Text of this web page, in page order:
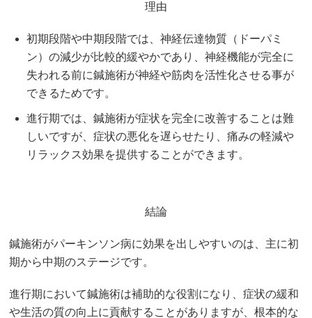
理由
初期段階や中期段階では、神経伝達物質（ドーパミ
ン）の減少が比較的緩やかであり、神経機能が完全に
失われる前に鍼施術が神経や筋肉を活性化させる事が
できるためです。
進行期では、鍼施術が症状を完全に改善することは難
しいですが、症状の悪化を遅らせたり、痛みの軽減や
リラックス効果を提供することができます。
結論
鍼施術がパーキンソン病に効果を出しやすいのは、主に初
期から中期のステージです。
進行期において鍼施術は補助的な役割になり、症状の緩和
や生活の質の向上に貢献することがありますが、根本的な